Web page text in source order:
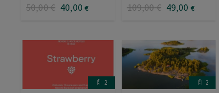
50,00€ 40,00 € 109,00€ 49,00 €
2 2